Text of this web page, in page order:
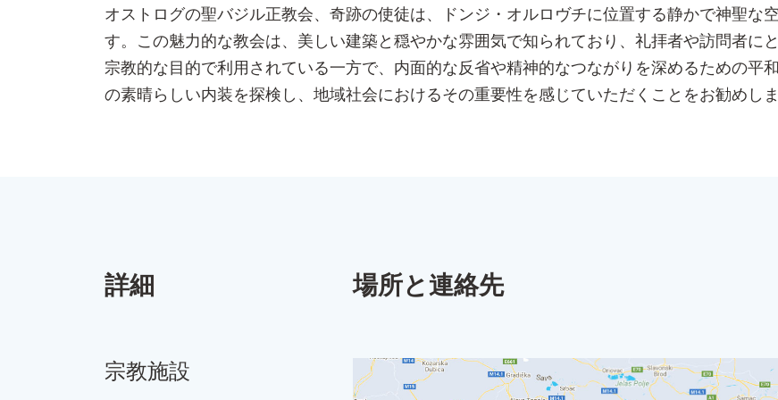
オストログの聖バジル正教会、奇跡の使徒は、ドンジ・オルロヴチに位置する静かで神聖な
す。この魅力的な教会は、美しい建築と穏やかな雰囲気で知られており、礼拝者や訪問者に
宗教的な目的で利用されている一方で、内面的な反省や精神的なつながりを深めるための平
の素晴らしい内装を探検し、地域社会におけるその重要性を感じていただくことをお勧めしま
詳細
宗教施設
場所と連絡先